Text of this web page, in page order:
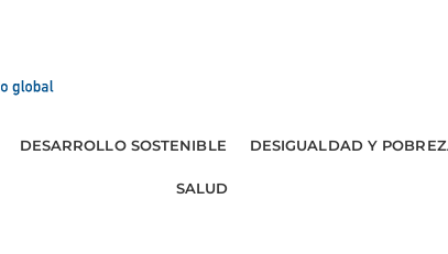
DESARROLLO SOSTENIBLE DESIGUALDAD Y
SALUD